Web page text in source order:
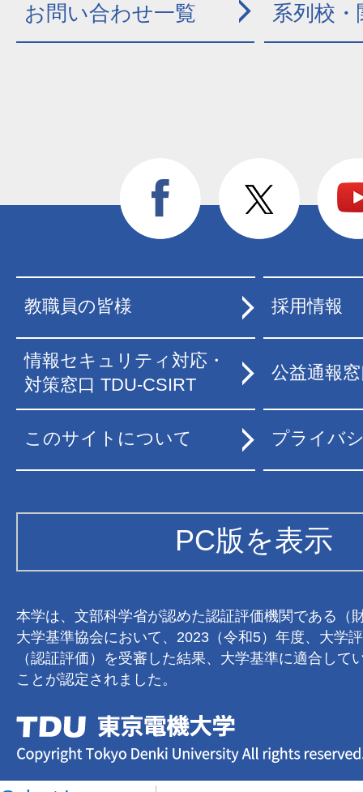
お問い合わせ一覧 系列校
教職員の皆様 採用情報
情報セキュリティ対応・
対策窓口 TDU-CSIRT
公益通報
このサイトについて プライバ
PC版を表示
本学は、文部科学省が認めた認証評価機関である（
大学基準協会において、2023（令和5）年度、大学
（認証評価）を受審した結果、大学基準に適合して
ことが認定されました。